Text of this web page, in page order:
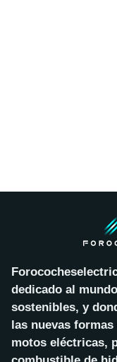
dedicado al
sostenibles, y
las nuevas
motos eléctricas,